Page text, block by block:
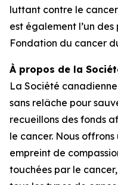
luttant contre le
est également l’un
Fondation du cancer
À propos de la
La Société
sans relâche pour
recueillons des fonds
le cancer. Nous
empreint de
touchées par le